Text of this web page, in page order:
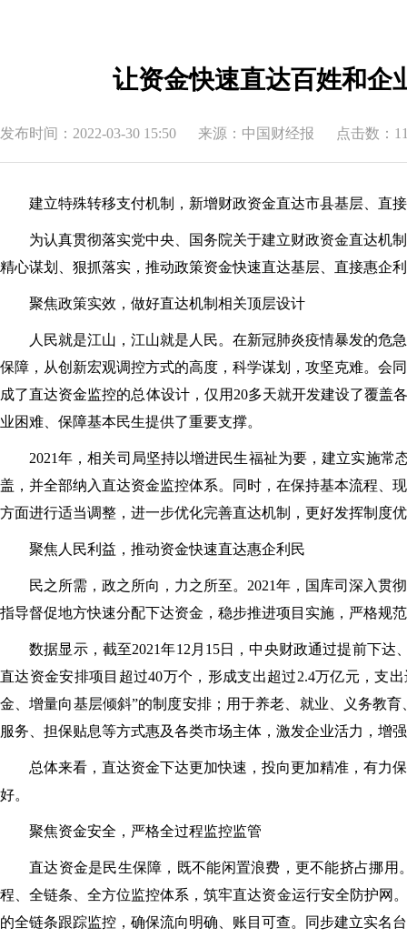
让资金快速直达百姓和
发布时间：2022-03-30 15:50 来源：中国财经报 点击数：
建立特殊转移支付机制，新增财政资金直达市县基层、直
为认真贯彻落实党中央、国务院关于建立财政资金直达机
精心谋划、狠抓落实，推动政策资金快速直达基层、直接惠企
聚焦政策实效，做好直达机制相关顶层设计
人民就是江山，江山就是人民。在新冠肺炎疫情暴发的危
保障，从创新宏观调控方式的高度，科学谋划，攻坚克难。会
成了直达资金监控的总体设计，仅用20多天就开发建设了覆盖
业困难、保障基本民生提供了重要支撑。
2021年，相关司局坚持以增进民生福祉为要，建立实施
盖，并全部纳入直达资金监控体系。同时，在保持基本流程、
方面进行适当调整，进一步优化完善直达机制，更好发挥制度
聚焦人民利益，推动资金快速直达惠企利民
民之所需，政之所向，力之所至。2021年，国库司深入
指导督促地方快速分配下达资金，稳步推进项目实施，严格规
数据显示，截至2021年12月15日，中央财政通过提前下
直达资金安排项目超过40万个，形成支出超过2.4万亿元，支
金、增量向基层倾斜”的制度安排；用于养老、就业、义务教
服务、担保贴息等方式惠及各类市场主体，激发企业活力，增
总体来看，直达资金下达更加快速，投向更加精准，有力
好。
聚焦资金安全，严格全过程监控监管
直达资金是民生保障，既不能闲置浪费，更不能挤占挪
程、全链条、全方位监控体系，筑牢直达资金运行安全防护网
的全链条跟踪监控，确保流向明确、账目可查。同步建立实名